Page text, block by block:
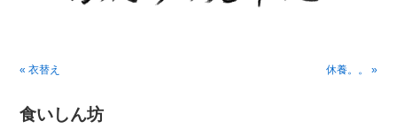
« 衣替え
休養。。 »
食いしん坊